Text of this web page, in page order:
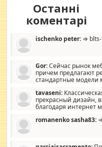
Останні
коментарі
ischenko peter: ⇒
Gor:Сейчас рынок
причем предлагают
стандартные модели
стандартные формы, в
со вкусом все в порядке,
мебель, а это не последний
tavaseni:
прекрасный дизайн,
благодаря интернет
romanenko sasha83: